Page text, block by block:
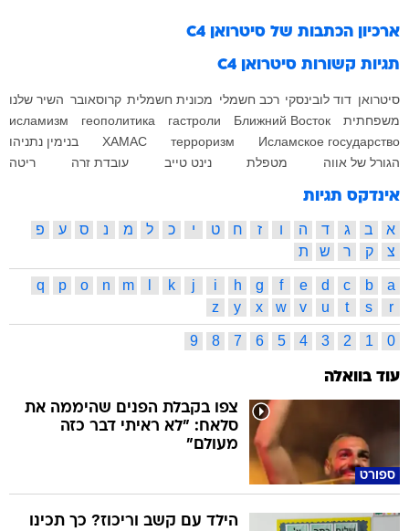
ארכיון הכתבות של סיטרואן C4
תגיות קשורות סיטרואן C4
סיטרואן דוד לובינסקי רכב חשמלי מכונית חשמלית קרוסאובר השיר שלנו
משפחתית
Ближний Восток
гастроли
геополитика
исламизм
Исламское государство
терроризм
ХАМАС
בנימין נתניהו
הגורל של אווה
מטפלת נינט טייב עובדת זרה ריטה
אינדקס תגיות
א ב ג ד ה ו ז ח ט י כ ל מ נ ס ע
פ
צ
ק ר ש ת
a
b
c
d
e
f
g
h
i
j
k
m
n
o
p
q
r
s
t
u
v
w
x
y
z
0
1
2
3
4
5
6
7
8
9
עוד בוואלה
ספורט
צפו בקבלת הפנים שהיממה את
סלאח: "לא ראיתי דבר כזה
מעולם"
הילד עם קשב וריכוז? כך תכינו